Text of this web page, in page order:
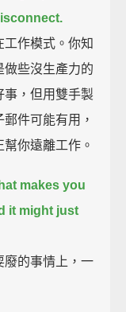
作模式。你知
做些沒生產力的
事，但用雙手製
件可能有用，
你遠離工作。
makes you
it might just
廢的事情上，一